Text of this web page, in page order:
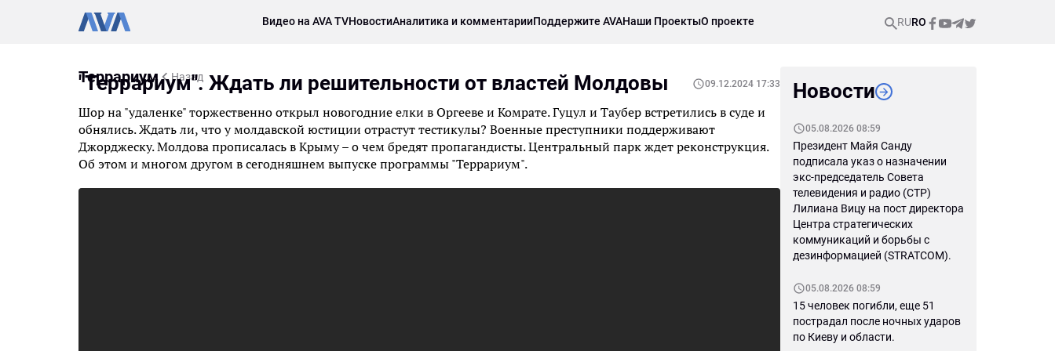
Видео на AVA TVНовостиАналитика и комментарииПоддержите AVAНаши ПроектыО проекте RURO
Террариум Назад
"Террариум". Ждать ли решительности от властей Молдовы 09.12.2024 17:33
Шор на "удаленке" торжественно открыл новогодние елки в Оргееве и Комрате. Гуцул и Таубер встретились в суде и
обнялись. Ждать ли, что у молдавской юстиции отрастут тестикулы? Военные преступники поддерживают
Джорджеску. Молдова прописалась в Крыму – о чем бредят пропагандисты. Центральный парк ждет реконструкция.
Об этом и многом другом в сегодняшнем выпуске программы "Террариум".
Новости
05.08.2026 08:59
Президент Майя Санду
подписала указ о назначении
экс-председатель Совета
телевидения и радио (СТР)
Лилиана Вицу на пост директора
Центра стратегических
коммуникаций и борьбы с
дезинформацией (STRATCOM).
05.08.2026 08:59
15 человек погибли, еще 51
пострадал после ночных ударов
по Киеву и области.